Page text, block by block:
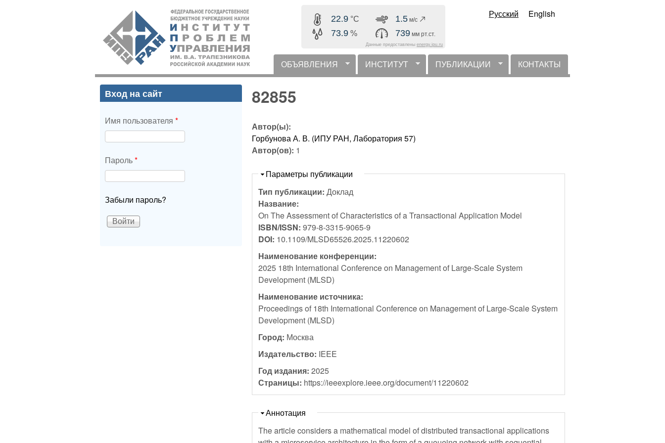
содержанию
ИПУ
РАН
22.9 °C
73.9 %
1.5 м/с
739 мм рт.ст.
Данные предоставлены energy.ipu.ru
Русский English
горизонтальное меню
ОБЪЯВЛЕНИЯ ИНСТИТУТ ПУБЛИКАЦИИ КОНТАКТЫ
82855
Автор(ы):
Горбунова А. В. (ИПУ РАН, Лаборатория 57)
Автор(ов): 1
Скрыть
Параметры публикации
Тип публикации:Доклад
Название:
On The Assessment of Characteristics of a Transactional Application Model
ISBN/ISSN:979-8-3315-9065-9
DOI: 10.1109/MLSD65526.2025.11220602
Наименование конференции:
2025 18th International Conference on Management of Large-Scale System
Development (MLSD)
Наименование источника:
Proceedings of 18th International Conference on Management of Large-Scale System
Development (MLSD)
Город: Москва
Издательство: IEEE
Год издания:2025
Страницы: https://ieeexplore.ieee.org/document/11220602
Скрыть
Аннотация
The article considers a mathematical model of distributed transactional applications
Вход на сайт
Имя пользователя *
Пароль*
Забыли пароль?